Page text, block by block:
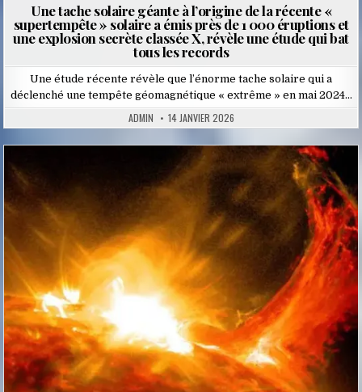
Une tache solaire géante à l’origine de la récente «
supertempête » solaire a émis près de 1 000 éruptions et
une explosion secrète classée X, révèle une étude qui bat
tous les records
Une étude récente révèle que l’énorme tache solaire qui a
déclenché une tempête géomagnétique « extrême » en mai 2024…
ADMIN 14 JANVIER 2026
Posted